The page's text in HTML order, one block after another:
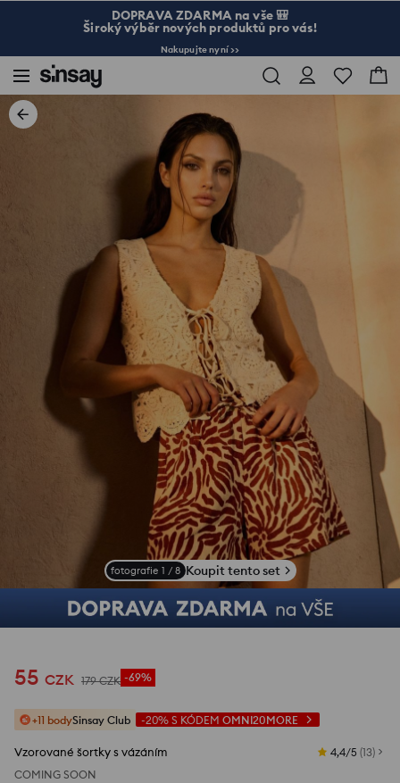
DOPRAVA ZDARMA na vše 🎒
Široký výběr nových produktů pro vás!
Nakupujte nyní >>
fotografie 1 / 8 Koupit tento set
55 CZK 179 CZK -69%
+11 bodySinsay Club -20% S KÓDEM OMNI20MORE
Vzorované šortky s vázáním 4,4/5 (13)
COMING SOON